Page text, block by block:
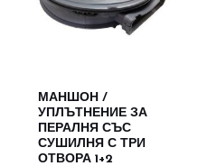
МАНШОН /
УПЛЪТНЕНИЕ ЗА
ПЕРАЛНЯ СЪС
СУШИЛНЯ С ТРИ
ОТВОРА 1+2